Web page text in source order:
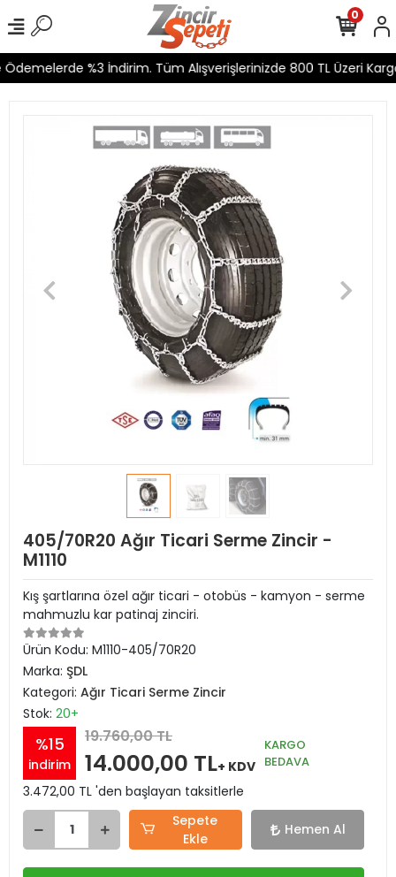
%3 İndirim. Tüm Alışverişlerinizde 800 TL Üzeri
0
405/70R20 Ağır Ticari Serme Zincir -
M1110
Kış şartlarına özel ağır ticari - otobüs - kamyon - serme
mahmuzlu kar patinaj zinciri.
Ürün Kodu: M1110-405/70R20
Marka: ŞDL
Kategori: Ağır Ticari Serme Zincir
Stok: 20+
%15
indirim
19.760,00 TL
14.000,00 TL+ KDV
KARGO
BEDAVA
3.472,00 TL 'den başlayan taksitlerle
Sepete
Ekle
Hemen Al